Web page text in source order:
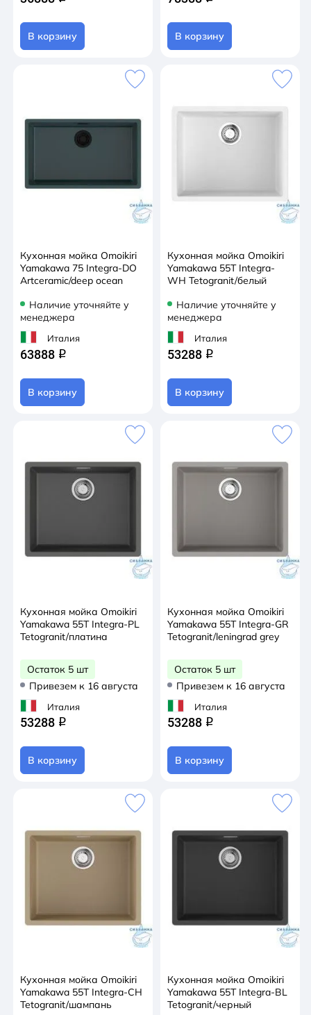
В корзину В корзину
Кухонная мойка Omoikiri
Yamakawa 75 Integra-DO
Artceramic/deep ocean
Наличие уточняйте у
менеджера
Италия
63888 q
В корзину
Кухонная мойка Omoikiri
Yamakawa 55Т Integra-
WH Tetogranit/белый
Наличие уточняйте у
менеджера
Италия
53288 q
В корзину
Кухонная мойка Omoikiri
Yamakawa 55Т Integra-PL
Tetogranit/платина
Остаток 5 шт
Привезем к 16 августа
Италия
53288 q
В корзину
Кухонная мойка Omoikiri
Yamakawa 55Т Integra-GR
Tetogranit/leningrad grey
Остаток 5 шт
Привезем к 16 августа
Италия
53288 q
В корзину
Кухонная мойка Omoikiri
Yamakawa 55Т Integra-CH
Tetogranit/шампань
Кухонная мойка Omoikiri
Yamakawa 55Т Integra-BL
Tetogranit/черный